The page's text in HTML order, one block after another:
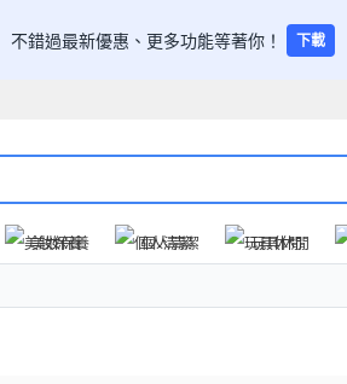
不錯過最新優惠、更多功能等著你！ 下載
美妝保養 個人清潔 玩具休閒